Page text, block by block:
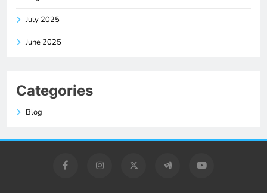
July 2025
June 2025
Categories
Blog